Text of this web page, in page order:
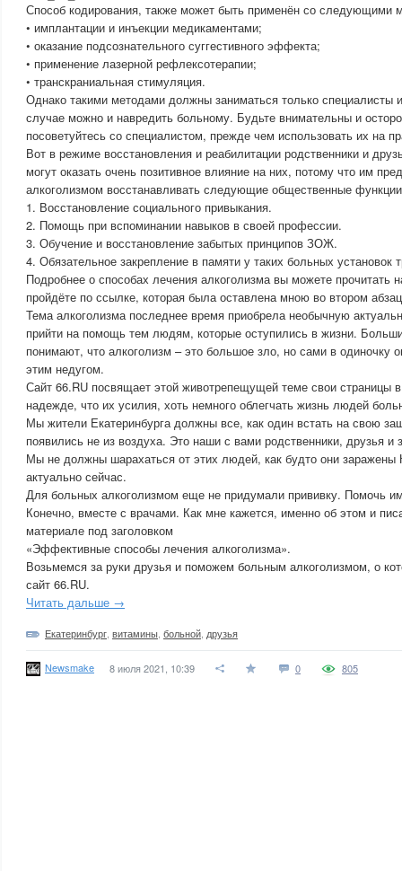
Способ кодирования, также может быть применён со следующими
• имплантации и инъекции медикаментами;
• оказание подсознательного суггестивного эффекта;
• применение лазерной рефлексотерапии;
• транскраниальная стимуляция.
Однако такими методами должны заниматься только специалисты
случае можно и навредить больному. Будьте внимательны и
посоветуйтесь со специалистом, прежде чем использовать их на
Вот в режиме восстановления и реабилитации родственники и
могут оказать очень позитивное влияние на них, потому что им
алкоголизмом восстанавливать следующие общественные
1. Восстановление социального привыкания.
2. Помощь при вспоминании навыков в своей профессии.
3. Обучение и восстановление забытых принципов ЗОЖ.
4. Обязательное закрепление в памяти у таких больных установок
Подробнее о способах лечения алкоголизма вы можете прочитать
пройдёте по ссылке, которая была оставлена мною во втором
Тема алкоголизма последнее время приобрела необычную
прийти на помощь тем людям, которые оступились в жизни.
понимают, что алкоголизм – это большое зло, но сами в одиночку
этим недугом.
Сайт 66.RU посвящает этой животрепещущей теме свои страницы
надежде, что их усилия, хоть немного облегчать жизнь людей
Мы жители Екатеринбурга должны все, как один встать на свою
появились не из воздуха. Это наши с вами родственники, друзья и
Мы не должны шарахаться от этих людей, как будто они заражены
актуально сейчас.
Для больных алкоголизмом еще не придумали прививку. Помочь
Конечно, вместе с врачами. Как мне кажется, именно об этом и
материале под заголовком
«Эффективные способы лечения алкоголизма».
Возьмемся за руки друзья и поможем больным алкоголизмом, о
сайт 66.RU.
Читать дальше →
Екатеринбург витамины больной друзья
Newsmake 8 июля 2021, 10:39 0 805